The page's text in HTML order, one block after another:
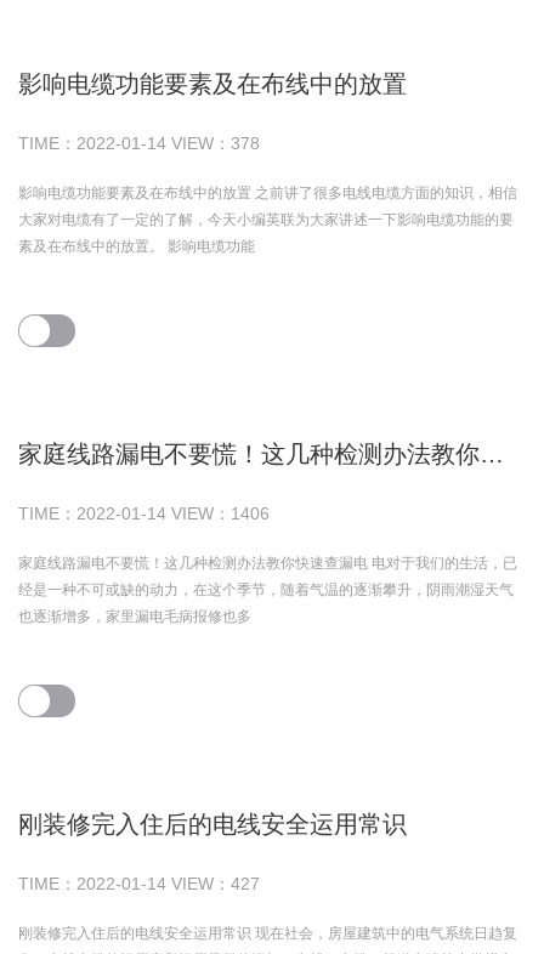
影响电缆功能要素及在布线中的放置
TIME： 2022-01-14 VIEW： 378
影响电缆功能要素及在布线中的放置 之前讲了很多电线电缆方面的知识，相信
大家对电缆有了一定的了解，今天小编英联为大家讲述一下影响电缆功能的要
素及在布线中的放置。 影响电缆功能
家庭线路漏电不要慌！这几种检测办法教你快速查漏电
TIME： 2022-01-14 VIEW： 1406
家庭线路漏电不要慌！这几种检测办法教你快速查漏电 电对于我们的生活，已
经是一种不可或缺的动力，在这个季节，随着气温的逐渐攀升，阴雨潮湿天气
也逐渐增多，家里漏电毛病报修也多
刚装修完入住后的电线安全运用常识
TIME： 2022-01-14 VIEW： 427
刚装修完入住后的电线安全运用常识 现在社会，房屋建筑中的电气系统日趋复